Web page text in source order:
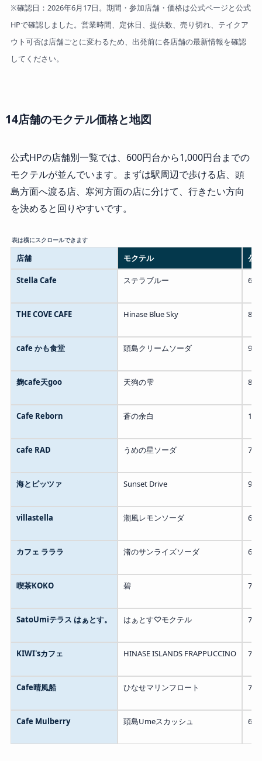
※確認日：2026年6月17日。期間・参加店舗・価格は公式ページと公式
HPで確認しました。営業時間、定休日、提供数、売り切れ、テイクア
ウト可否は店舗ごとに変わるため、出発前に各店舗の最新情報を確認
してください。
14店舗のモクテル価格と地図
公式HPの店舗別一覧では、600円台から1,000円台までの
モクテルが並んでいます。まずは駅周辺で歩ける店、頭
島方面へ渡る店、寒河方面の店に分けて、行きたい方向
を決めると回りやすいです。
店舗 モクテル 公
Stella Cafe ステラブルー
THE COVE CAFE Hinase Blue Sky
cafe かも食堂 頭島クリームソーダ
麹cafe天goo 天狗の雫
Cafe Reborn 蒼の余白
cafe RAD うめの星ソーダ
海とピッツァ Sunset Drive
villastella 潮風レモンソーダ
カフェ ラララ 渚のサンライズソーダ
喫茶KOKO 碧
SatoUmiテラス はぁとす。 はぁとす♡モクテル
KIWI'sカフェ HINASE ISLANDS FRAPPUCCINO
Cafe晴風船 ひなせマリンフロート
Cafe Mulberry 頭島Umeスカッシュ